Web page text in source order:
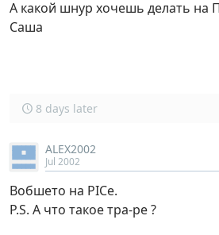
А какой шнур хочешь делать на
Саша
8 days later
ALEX2002
Jul 2002
Вобшето на PICе.
P.S. А что такое тра-ре ?